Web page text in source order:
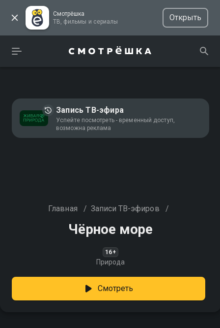
Смотрёшка
ТВ, фильмы и сериалы
Открыть
Запись ТВ-эфира
Успейте посмотреть - временный доступ,
возможна реклама
Главная / Записи ТВ-эфиров /
Чёрное море
16+
Природа
Смотреть